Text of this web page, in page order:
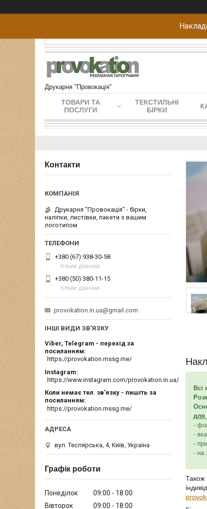
Друкарня "Провокація"
ТОВАРИ ТА
ПОСЛУГИ
ТЕКСТИЛЬНІ
БІРКИ
Всі
для
-
-
-
- на
Також
Контакти
Друкарня "Провокація" - бірки,
наліпки, листівки, пакети з вашим
логотипом
+380 (67) 938-30-58
тільки дзвінки
+380 (50) 380-11-15
тільки дзвінки
provokation.in.ua@gmail.com
ІНШІ ВИДИ ЗВ'ЯЗКУ
Viber, Telegram - перехід за
посиланням
https://provokation.mssg.me/
Instagram
https://www.instagram.com/provokation.in.ua/
Коли немає тел. зв'язку - пишіть за
посиланням
https://provokation.mssg.me/
вул. Теслярська, 4, Київ, Україна
Графік роботи
Понеділок 09:00
18:00
Вівторок
09:00
18:00